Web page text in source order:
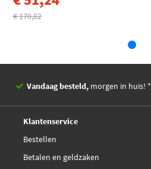
€ 170,82
Vandaag besteld, morgen in huis! *
Klantenservice
Bestellen
Betalen en geldzaken